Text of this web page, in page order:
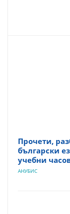
Прочети,
български
учебни
АНУБИС